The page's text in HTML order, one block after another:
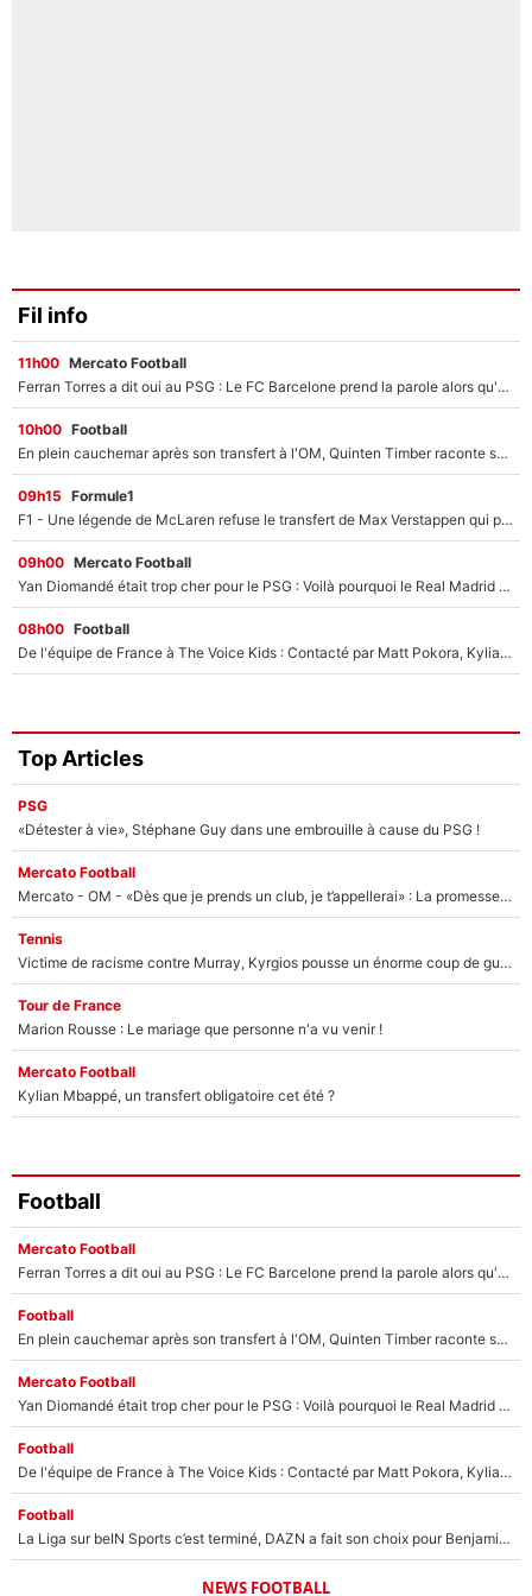
Fil info
11h00 Mercato Football
Ferran Torres a dit oui au PSG : Le FC Barcelone prend la parole alors qu'un transfert de l'attaquant espagnol prend forme
10h00 Football
En plein cauchemar après son transfert à l'OM, Quinten Timber raconte ses doutes après sa signature à Marseille
09h15 Formule1
F1 - Une légende de McLaren refuse le transfert de Max Verstappen qui pourrait «faire des vagues» et plomber l'ambiance dans l'équipe
09h00 Mercato Football
Yan Diomandé était trop cher pour le PSG : Voilà pourquoi le Real Madrid a accepté de payer la somme record de 140M€ pour boucler son transfert !
08h00 Football
De l'équipe de France à The Voice Kids : Contacté par Matt Pokora, Kylian Mbappé a accepté de jouer un rôle inédit sur TF1 !
Top Articles
PSG
«Détester à vie», Stéphane Guy dans une embrouille à cause du PSG !
Mercato Football
Mercato - OM - «Dès que je prends un club, je t’appellerai» : La promesse de Marcelino au moment de claquer la porte
Tennis
Victime de racisme contre Murray, Kyrgios pousse un énorme coup de gueule !
Tour de France
Marion Rousse : Le mariage que personne n'a vu venir !
Mercato Football
Kylian Mbappé, un transfert obligatoire cet été ?
Football
Mercato Football
Ferran Torres a dit oui au PSG : Le FC Barcelone prend la parole alors qu'un transfert de l'attaquant espagnol prend forme
Football
En plein cauchemar après son transfert à l'OM, Quinten Timber raconte ses doutes après sa signature à Marseille
Mercato Football
Yan Diomandé était trop cher pour le PSG : Voilà pourquoi le Real Madrid a accepté de payer la somme record de 140M€ pour boucler son transfert !
Football
De l'équipe de France à The Voice Kids : Contacté par Matt Pokora, Kylian Mbappé a accepté de jouer un rôle inédit sur TF1 !
Football
La Liga sur beIN Sports c’est terminé, DAZN a fait son choix pour Benjamin Da Silva et Omar Da Fonseca !
NEWS FOOTBALL